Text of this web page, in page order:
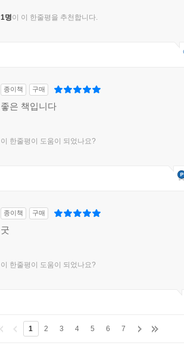
1명이 이 한줄평을 추천합니다.
종이책 구매
좋은 책입니다
이 한줄평이 도움이 되었나요?
종이책 구매
굿
이 한줄평이 도움이 되었나요?
1 2 3 4 5 6 7